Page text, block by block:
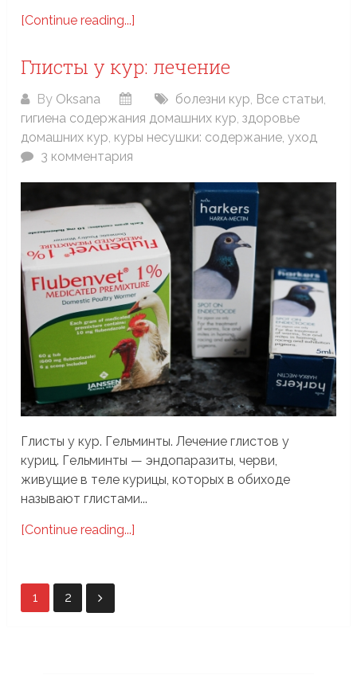
[Continue reading...]
Глисты у кур: лечение
By Oksana болезни кур, Все статьи,
гигиена содержания домашних кур,здоровье
домашних кур, куры несушки: содержание, уход
3 комментария
Глисты у кур. Гельминты. Лечение глистов у
куриц. Гельминты — эндопаразиты, черви,
живущие в теле курицы, которых в обиходе
называют глистами...
[Continue reading...]
Пагинация
записей
1 2